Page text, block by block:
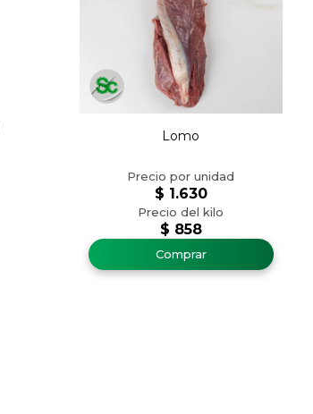
Lomo
$ 858
$ 1.630